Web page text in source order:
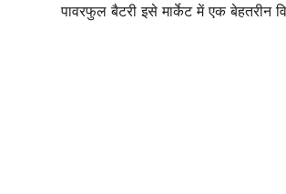
पावरफुल बैटरी इसे मार्केट में एक बेहतरीन